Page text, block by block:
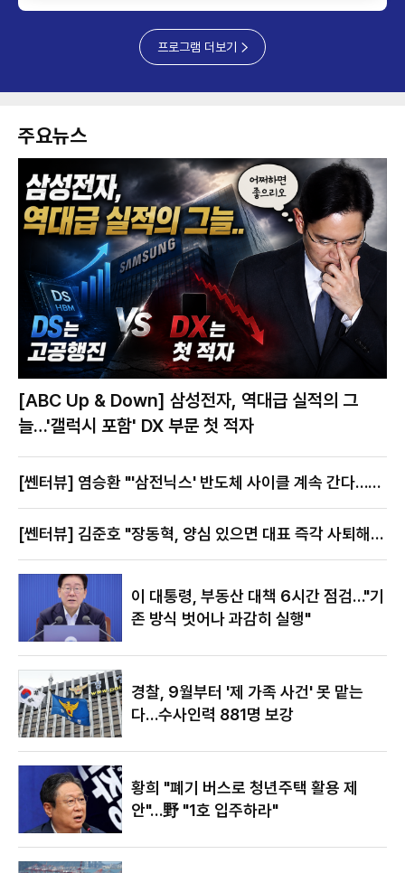
프로그램 더보기
주요뉴스
[ABC Up & Down] 삼성전자, 역대급 실적의 그
늘…'갤럭시 포함' DX 부문 첫 적자
[쎈터뷰] 염승환 "'삼전닉스' 반도체 사이클 계속 간다…지
금이 절호의 찬스"
[쎈터뷰] 김준호 "장동혁, 양심 있으면 대표 즉각 사퇴해
이 대통령, 부동산 대책 6시간 점검…"기
존 방식 벗어나 과감히 실행"
경찰, 9월부터 '제 가족 사건' 못 맡는
다…수사인력 881명 보강
황희 "폐기 버스로 청년주택 활용 제
안"…野 "1호 입주하라"